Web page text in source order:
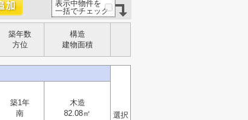
表示中物件を
一括でチェック
築年数
方位
構造
建物面積
選択
築1年
南
木造
82.08㎡